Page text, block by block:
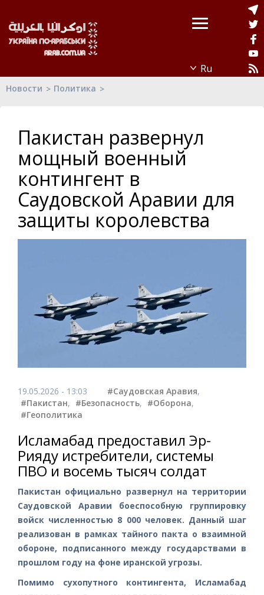
Новости Политика
Пакистан развернул
мощный военный
контингент в
Саудовской Аравии для
защиты королевства
19.05.2026 - 13:03 #Саудовская Аравия,
#Пакистан, #Безопасность, #Оборона,
#Геополитика
Исламабад предоставил Эр-
Рияду истребители, системы
ПВО и восемь тысяч солдат
Пакистан официально развернул на территории
Саудовской Аравии боеспособную группировку
войск численностью 8 000 человек. Данный шаг
реализован в рамках тайного пакта о взаимной
обороне, подписанного между государствами в
прошлом году на фоне иранской угрозы.
Помимо сухопутного контингента, Исламабад